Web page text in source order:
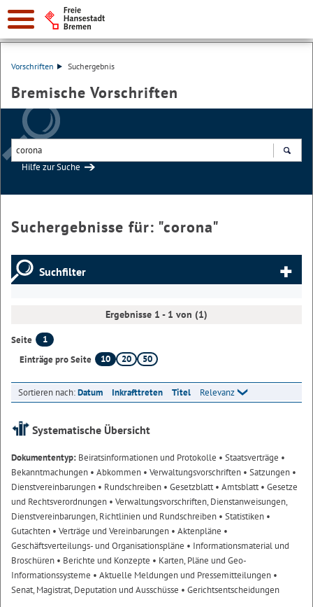
Vorschriften Suchergebnis
Bremische Vorschriften
Hilfe zur Suche
Suchergebnisse für: "corona"
Suchfilter
Ergebnisse 1 - 1 von (1)
Seite
1
Einträge pro Seite
10 20 50
Sortieren nach:Datum Inkrafttreten Titel Relevanz
Systematische Übersicht
Dokumententyp: Beiratsinformationen und Protokolle • Staatsverträge •
Bekanntmachungen • Abkommen • Verwaltungsvorschriften • Satzungen •
Dienstvereinbarungen • Rundschreiben • Gesetzblatt• Amtsblatt• Gesetze
und Rechtsverordnungen • Verwaltungsvorschriften, Dienstanweisungen,
Dienstvereinbarungen, Richtlinien und Rundschreiben • Statistiken •
Gutachten • Verträge und Vereinbarungen • Aktenpläne •
Geschäftsverteilungs- und Organisationspläne • Informationsmaterial und
Broschüren • Berichte und Konzepte • Karten, Pläne und Geo-
Informationssysteme • Aktuelle Meldungen und Pressemitteilungen •
Senat, Magistrat, Deputation und Ausschüsse • Gerichtsentscheidungen